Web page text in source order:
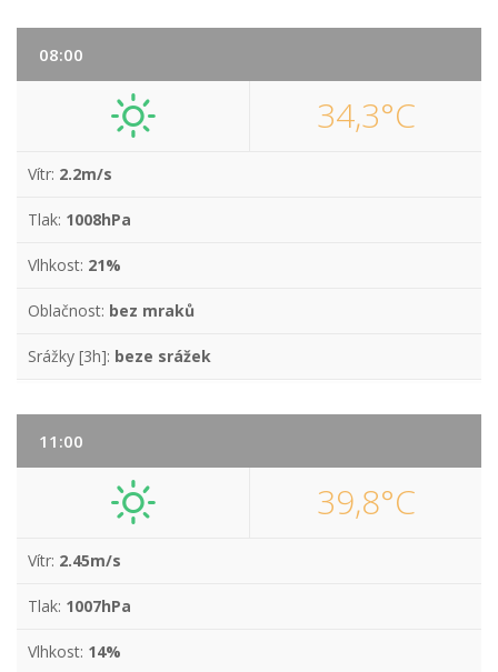
08:00
34,3°C
Vítr: 2.2m/s
Tlak: 1008hPa
Vlhkost: 21%
Oblačnost: bez mraků
Srážky [3h]: beze srážek
11:00
39,8°C
Vítr: 2.45m/s
Tlak: 1007hPa
Vlhkost: 14%